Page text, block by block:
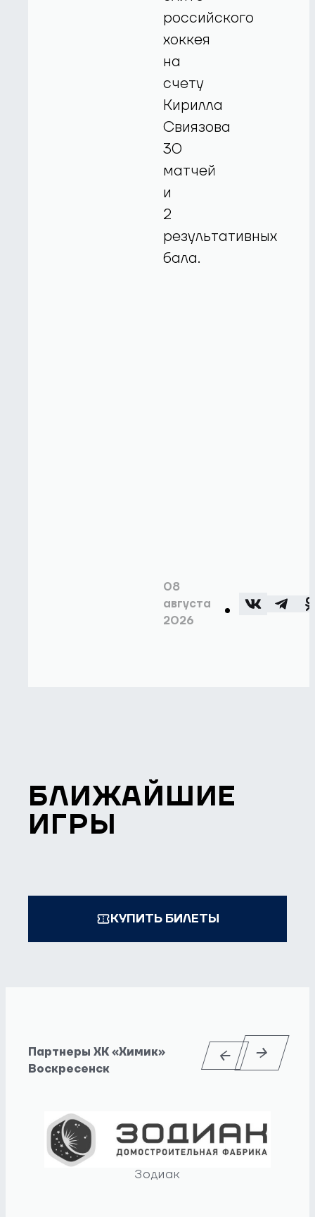
российского
хоккея
на
счету
Кирилла
Свиязова
30
матчей
и
2
результативных
бала.
08
августа
2026
БЛИЖАЙШИЕ
ИГРЫ
КУПИТЬ БИЛЕТЫ
Партнеры ХК «Химик»
Воскресенск
Зодиак